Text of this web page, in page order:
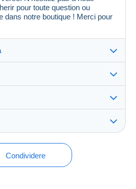
pour toute question ou
dans notre boutique ! Merci pour
entro 7 giorni
di restituzione a carico
per il reso e per il rimborso
(21646x)
Negozio
devi aprire una
Ultimo aggiornamento: 02:20:00
Condividere